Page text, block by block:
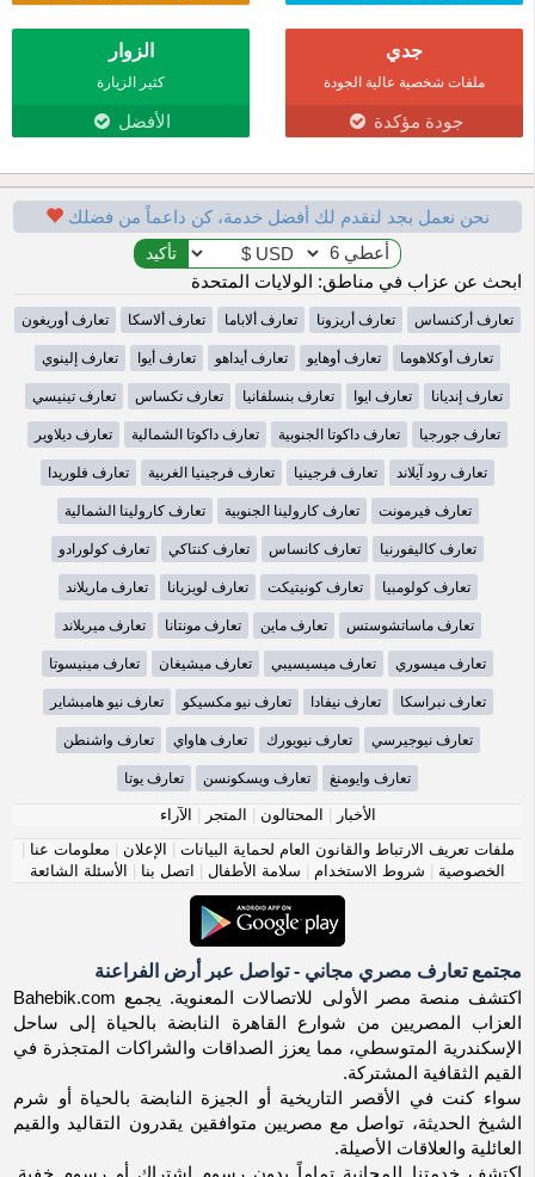
جدي
ملفات شخصية عالية الجودة
جودة مؤكدة
الزوار
كثير الزيارة
الأفضل
نحن نعمل بجد لنقدم لك أفضل خدمة، كن داعماً من فضلك
ابحث عن عزاب في مناطق: الولايات المتحدة
تعارف أركنساس تعارف أريزونا تعارف ألاباما تعارف ألاسكا تعارف أوريغون
تعارف أوكلاهوما تعارف أوهايو تعارف أيداهو تعارف أيوا تعارف إلينوي
تعارف إنديانا تعارف ايوا تعارف بنسلفانيا تعارف تكساس تعارف تينيسي
تعارف جورجيا تعارف داكوتا الجنوبية تعارف داكوتا الشمالية تعارف ديلاوير
تعارف رود آيلاند تعارف فرجينيا تعارف فرجينيا الغربية تعارف فلوريدا
تعارف فيرمونت تعارف كارولينا الجنوبية تعارف كارولينا الشمالية
تعارف كاليفورنيا تعارف كانساس تعارف كنتاكي تعارف كولورادو
تعارف كولومبيا تعارف كونيتيكت تعارف لويزيانا تعارف ماريلاند
تعارف ماساتشوستس تعارف ماين تعارف مونتانا تعارف ميريلاند
تعارف ميسوري تعارف ميسيسيبي تعارف ميشيغان تعارف مينيسوتا
تعارف نبراسكا تعارف نيفادا تعارف نيو مكسيكو تعارف نيو هامبشاير
تعارف نيوجيرسي تعارف نيويورك تعارف هاواي تعارف واشنطن
تعارف وايومنغ تعارف ويسكونسن تعارف يوتا
الأخبار | المحتالون | المتجر | الآراء
ملفات تعريف الارتباط والقانون العام لحماية البيانات | الإعلان | معلومات عنا |
الخصوصية | شروط الاستخدام | سلامة الأطفال | اتصل بنا | الأسئلة الشائعة
مجتمع تعارف مصري مجاني - تواصل عبر أرض الفراعنة
اكتشف منصة مصر الأولى للاتصالات المعنوية. يجمع Bahebik.com
العزاب المصريين من شوارع القاهرة النابضة بالحياة إلى ساحل
الإسكندرية المتوسطي، مما يعزز الصداقات والشراكات المتجذرة في
القيم الثقافية المشتركة.
سواء كنت في الأقصر التاريخية أو الجيزة النابضة بالحياة أو شرم
الشيخ الحديثة، تواصل مع مصريين متوافقين يقدرون التقاليد والقيم
العائلية والعلاقات الأصيلة.
اكتشف خدمتنا المجانية تماماً بدون رسوم اشتراك أو رسوم خفية.